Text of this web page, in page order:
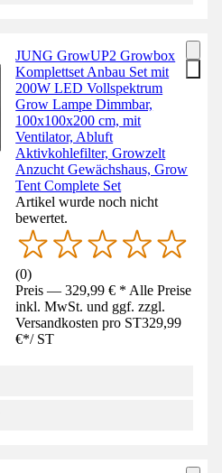
JUNG GrowUP2 Growbox
Komplettset Anbau Set mit
200W LED Vollspektrum
Grow Lampe Dimmbar,
100x100x200 cm, mit
Ventilator, Abluft
Aktivkohlefilter, Growzelt
Anzucht Gewächshaus, Grow
Tent Complete Set
Artikel wurde noch nicht
bewertet.
(0)
Preis — 329,99 € * Alle Preise
inkl. MwSt. und ggf. zzgl.
Versandkosten pro ST329,99
€*/ ST